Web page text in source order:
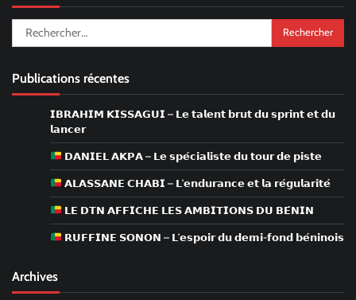
Rechercher :
Publications récentes
𝗜𝗕𝗥𝗔𝗛𝗜𝗠 𝗞𝗜𝗦𝗦𝗔𝗚𝗨𝗜 – 𝗟𝗲 𝘁𝗮𝗹𝗲𝗻𝘁 𝗯𝗿𝘂𝘁 𝗱𝘂 𝘀𝗽𝗿𝗶𝗻𝘁 𝗲𝘁 𝗱𝘂
𝗹𝗮𝗻𝗰𝗲𝗿
𝗗𝗔𝗡𝗜𝗘𝗟 𝗔𝗞𝗣𝗔 – 𝗟𝗲 𝘀𝗽𝗲́𝗰𝗶𝗮𝗹𝗶𝘀𝘁𝗲 𝗱𝘂 𝘁𝗼𝘂𝗿 𝗱𝗲 𝗽𝗶𝘀𝘁𝗲
𝗔𝗟𝗔𝗦𝗦𝗔𝗡𝗘 𝗖𝗛𝗔𝗕𝗜 – 𝗟’𝗲𝗻𝗱𝘂𝗿𝗮𝗻𝗰𝗲 𝗲𝘁 𝗹𝗮 𝗿𝗲́𝗴𝘂𝗹𝗮𝗿𝗶𝘁𝗲́
𝗟𝗘 𝗗𝗧𝗡 𝗔𝗙𝗙𝗜𝗖𝗛𝗘 𝗟𝗘𝗦 𝗔𝗠𝗕𝗜𝗧𝗜𝗢𝗡𝗦 𝗗𝗨 𝗕𝗘́𝗡𝗜𝗡
𝗥𝗨𝗙𝗙𝗜𝗡𝗘 𝗦𝗢𝗡𝗢𝗡 – 𝗟’𝗲𝘀𝗽𝗼𝗶𝗿 𝗱𝘂 𝗱𝗲𝗺𝗶-𝗳𝗼𝗻𝗱 𝗯𝗲́𝗻𝗶𝗻𝗼𝗶𝘀
Archives